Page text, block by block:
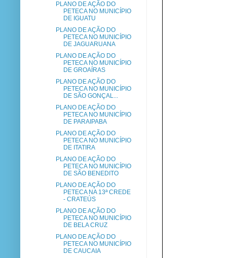
PLANO DE AÇÃO DO
PETECA NO MUNICÍPIO
DE IGUATU
PLANO DE AÇÃO DO
PETECA NO MUNICÍPIO
DE JAGUARUANA
PLANO DE AÇÃO DO
PETECA NO MUNICÍPIO
DE GROAÍRAS
PLANO DE AÇÃO DO
PETECA NO MUNICÍPIO
DE SÃO GONÇAL...
PLANO DE AÇÃO DO
PETECA NO MUNICÍPIO
DE PARAIPABA
PLANO DE AÇÃO DO
PETECA NO MUNICÍPIO
DE ITATIRA
PLANO DE AÇÃO DO
PETECA NO MUNICÍPIO
DE SÃO BENEDITO
PLANO DE AÇÃO DO
PETECA NA 13ª CREDE
- CRATEÚS
PLANO DE AÇÃO DO
PETECA NO MUNICÍPIO
DE BELA CRUZ
PLANO DE AÇÃO DO
PETECA NO MUNICÍPIO
DE CAUCAIA